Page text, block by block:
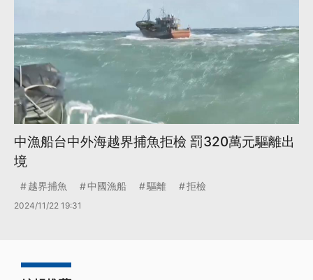
中漁船台中外海越界捕魚拒檢 罰320萬元驅離出
境
越界捕魚 中國漁船 驅離 拒檢
2024/11/22 19:31